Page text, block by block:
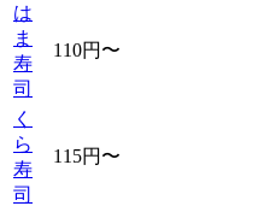
は
ま
寿
司
110円〜
く
ら
寿
司
115円〜